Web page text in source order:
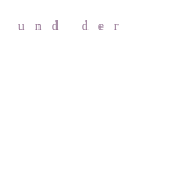
und der